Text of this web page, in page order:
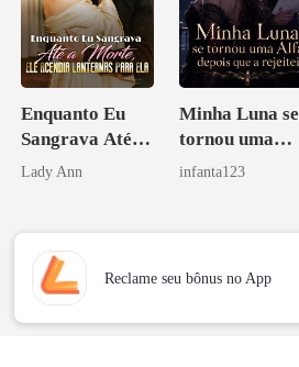
Enquanto Eu
Sangrava Até a
Morte, Ele
Ela
Lady Ann
Minha Luna se
tornou uma
Alfa depois que
infanta123
Reclame seu bônus no App